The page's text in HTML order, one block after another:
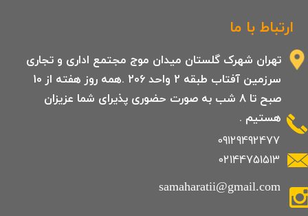
ارتباط با ما
09129492477
02144751513
تهران شهرک گلستان میدان موج مجتمع اداری و تجاری
سرزمین آفتاب طبقه 2 واحد 206 .همه روز هفته از 10
صبح تا 8 شب به صورت حضوری پذیرای شما عزیزان
هستیم .
samaharatii@gmail.com